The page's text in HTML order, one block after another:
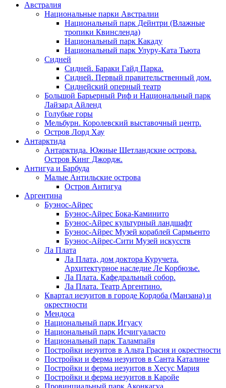
Австралия
Национальные парки Австралии
Национальный парк Дейнтри (Влажные
тропики Квинсленда)
Национальный парк Какаду
Национальный парк Улуру-Ката Тьюта
Сидней
Сидней. Бараки Гайд Парка.
Сидней. Первый правительственный дом.
Сиднейский оперный театр
Большой Барьерный Риф и Национальный парк
Лайзард Айленд
Голубые горы
Мельбурн. Королевский выставочный центр.
Остров Лорд Хау
Антарктида
Антарктида. Южные Шетландские острова.
Остров Кинг Джордж.
Антигуа и Барбуда
Малые Антильские острова
Остров Антигуа
Аргентина
Буэнос-Айрес
Буэнос-Айрес Бока-Каминито
Буэнос-Айрес культурный ландшафт
Буэнос-Айрес Музей кораблей Сармьенто
Буэнос-Айрес-Сити Музей искусств
Ла Плата
Ла Плата, дом доктора Куручета.
Архитектурное наследие Ле Корбюзье.
Ла Плата. Кафедральный собор.
Ла Плата. Театр Аргентино.
Квартал иезуитов в городе Кордоба (Манзана) и
окрестности
Мендоса
Национальный парк Игуасу
Национальный парк Исчигуаласто
Национальный парк Талампайя
Постройки иезуитов в Альта Грасия и окрестности
Постройки и ферма иезуитов в Санта Каталине
Постройки и ферма иезуитов в Хесус Мария
Постройки и ферма иезуитов в Каройе
Провинциальный парк Аконкагуа